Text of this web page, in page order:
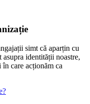
simt că aparțin cu
identității noastre,
în care acționăm ca